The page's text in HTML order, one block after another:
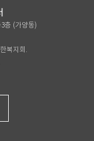
층 (가양동)
복지회.